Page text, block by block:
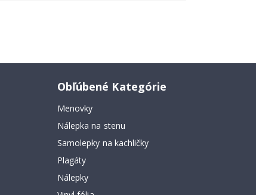
Obľúbené Kategórie
Menovky
Nálepka na stenu
Samolepky na kachličky
Plagáty
Nálepky